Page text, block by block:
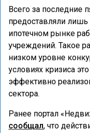
Всего за последние
предоставляли
ипотечном рынке
учреждений. Такое
низком уровне
условиях кризиса
эффективно
сектора.
Ранее портал
сообщал, что